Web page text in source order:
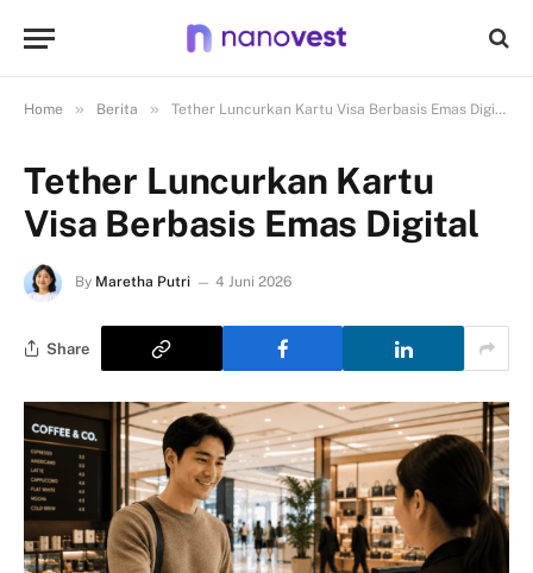
Home » Berita » Tether Luncurkan Kartu Visa Berbasis Emas Digital
Tether Luncurkan Kartu
Visa Berbasis Emas Digital
By Maretha Putri 4 Juni 2026
Share